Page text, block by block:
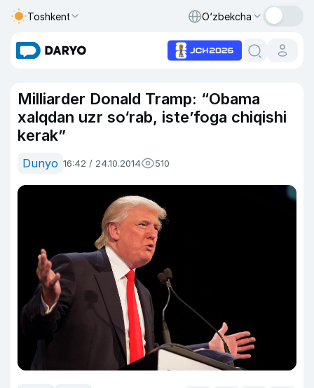
Toshkent O‘zbekcha
Milliarder Donald Tramp: “Obama
xalqdan uzr so‘rab, iste’foga chiqishi
kerak”
Dunyo 16:42 / 24.10.2014 510